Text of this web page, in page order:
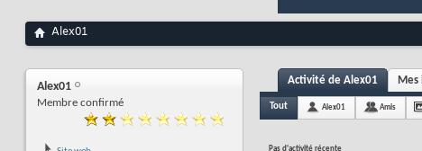
Alex01
Alex01
Membre confirmé
Activité de Alex01
Tout Alex01 Amis
Pas d'activité récente